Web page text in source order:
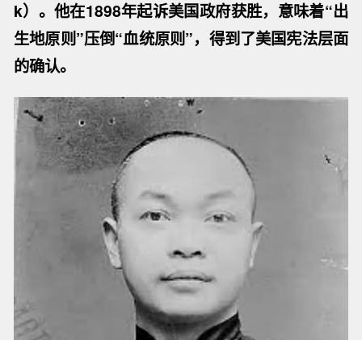
票反对行政令的法官恐遭受更多攻击。
何为“出生公民权”
“到底什么样的人算是美国人？”这个看似不言而
喻的命题，背后却隐藏着美国内战历史的伤痕。
上一位对这个问题发出挑战的是出生成长在旧金
山唐人街的华裔厨师黄金德（Wong Kim Ar
k）。他在1898年起诉美国政府获胜，意味着“出
生地原则”压倒“血统原则”，得到了美国宪法层面